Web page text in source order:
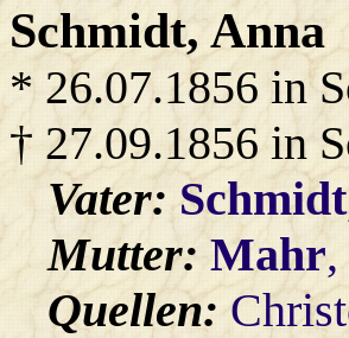
Schmidt, Anna
* 26.07.1856 in
† 27.09.1856 in
Vater:Schmidt
Mutter: Mahr
Quellen: